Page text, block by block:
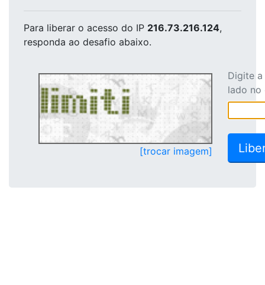
Para liberar o acesso do IP 216.73.216.124,
responda ao desafio abaixo.
[trocar imagem]
Digite
lado no